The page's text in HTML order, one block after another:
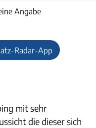
Angabe
Radar-App
mit sehr
die dieser sich